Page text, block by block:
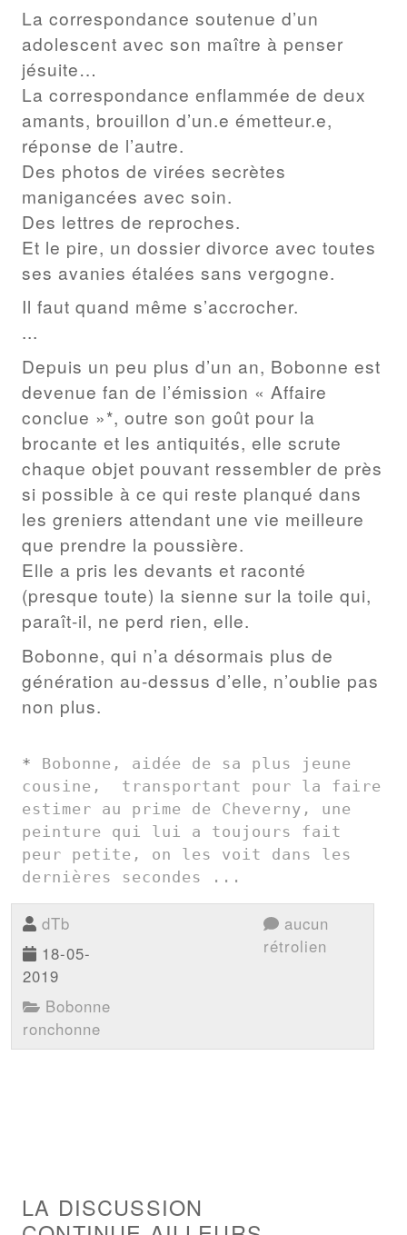
La correspondance soutenue d’un
adolescent avec son maître à penser
jésuite…
La correspondance enflammée de deux
amants, brouillon d’un.e émetteur.e,
réponse de l’autre.
Des photos de virées secrètes
manigancées avec soin.
Des lettres de reproches.
Et le pire, un dossier divorce avec toutes
ses avanies étalées sans vergogne.
Il faut quand même s’accrocher.
...
Depuis un peu plus d’un an, Bobonne est
devenue fan de l’émission « Affaire
conclue »*, outre son goût pour la
brocante et les antiquités, elle scrute
chaque objet pouvant ressembler de près
si possible à ce qui reste planqué dans
les greniers attendant une vie meilleure
que prendre la poussière.
Elle a pris les devants et raconté
(presque toute) la sienne sur la toile qui,
paraît-il, ne perd rien, elle.
Bobonne, qui n’a désormais plus de
génération au-dessus d’elle, n’oublie pas
non plus.
* Bobonne, aidée de sa plus jeune
cousine,  transportant pour la faire
estimer au prime de Cheverny, une
peinture qui lui a toujours fait
peur petite, on les voit dans les
dernières secondes ...
dTb
18-05-
2019
Bobonne
ronchonne
aucun
rétrolien
LA DISCUSSION